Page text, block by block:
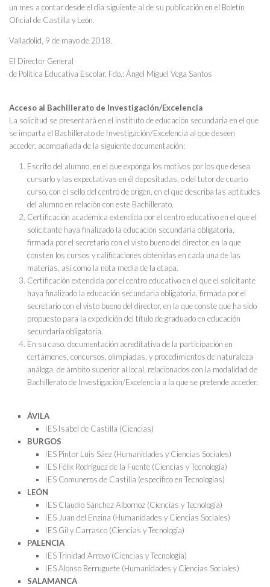
un mes a contar desde el día siguiente al de su publicación en el Boletín
Oficial de Castilla y León.
Valladolid, 9 de mayo de 2018.
El Director General
de Política Educativa Escolar, Fdo.: Ángel Miguel Vega Santos
Acceso al Bachillerato de Investigación/Excelencia
La solicitud se presentará en el instituto de educación secundaria en el que
se imparta el Bachillerato de Investigación/Excelencia al que deseen
acceder, acompañada de la siguiente documentación:
Escrito del alumno, en el que exponga los motivos por los que desea
cursarlo y las expectativas en él depositadas, o del tutor de cuarto
curso, con el sello del centro de origen, en el que describa las aptitudes
del alumno en relación con este Bachillerato.
Certificación académica extendida por el centro educativo en el que el
solicitante haya finalizado la educación secundaria obligatoria,
firmada por el secretario con el visto bueno del director, en la que
consten los cursos y calificaciones obtenidas en cada una de las
materias, así como la nota media de la etapa.
Certificación extendida por el centro educativo en el que el solicitante
haya finalizado la educación secundaria obligatoria, firmada por el
secretario con el visto bueno del director, en la que conste que ha sido
propuesto para la expedición del título de graduado en educación
secundaria obligatoria.
En su caso, documentación acreditativa de la participación en
certámenes, concursos, olimpiadas, y procedimientos de naturaleza
análoga, de ámbito superior al local, relacionados con la modalidad de
Bachillerato de Investigación/Excelencia a la que se pretende acceder.
ÁVILA
IES Isabel de Castilla (Ciencias)
BURGOS
IES Pintor Luis Sáez (Humanidades y Ciencias Sociales)
IES Félix Rodríguez de la Fuente (Ciencias y Tecnología)
IES Comuneros de Castilla (específico en Tecnologías)
LEÓN
IES Claudio Sánchez Albornoz (Ciencias y Tecnología)
IES Juan del Enzina (Humanidades y Ciencias Sociales)
IES Gil y Carrasco (Ciencias y Tecnología)
PALENCIA
IES Trinidad Arroyo (Ciencias y Tecnología)
IES Alonso Berruguete (Humanidades y Ciencias Sociales)
SALAMANCA